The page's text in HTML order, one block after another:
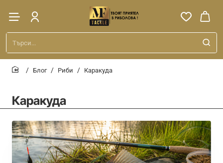
Търси...
Каракуда
Блог Риби Каракуда